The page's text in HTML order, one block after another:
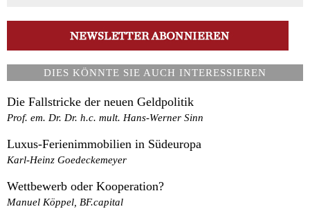
DIES KÖNNTE SIE AUCH INTERESSIEREN
Die Fallstricke der neuen Geldpolitik
Prof. em. Dr. Dr. h.c. mult. Hans-Werner Sinn
Luxus-Ferienimmobilien in Südeuropa
Karl-Heinz Goedeckemeyer
Wettbewerb oder Kooperation?
Manuel Köppel, BF.capital